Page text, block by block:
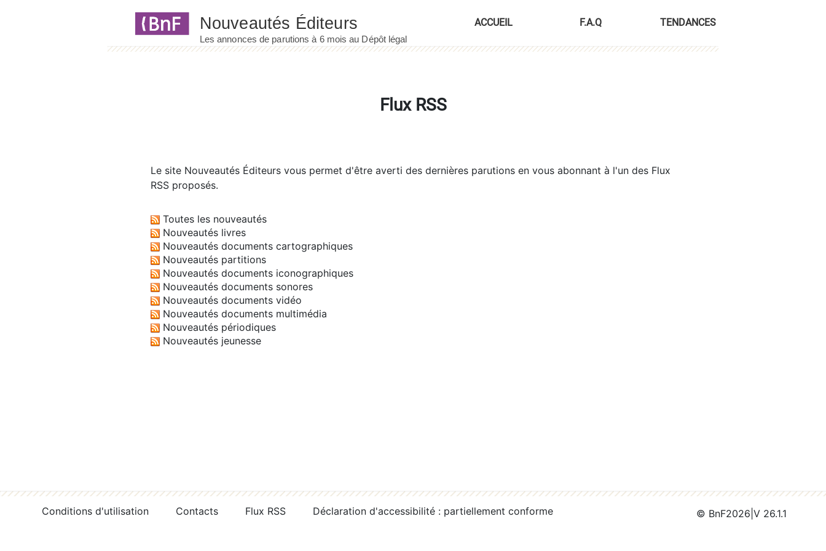
ACCUEIL F.A.Q TENDANCES
Flux RSS
Le site Nouveautés Éditeurs vous permet d'être averti des dernières parutions en vous abonnant à l'un des Flux
RSS proposés.
Toutes les nouveautés
Nouveautés livres
Nouveautés documents cartographiques
Nouveautés partitions
Nouveautés documents iconographiques
Nouveautés documents sonores
Nouveautés documents vidéo
Nouveautés documents multimédia
Nouveautés périodiques
Nouveautés jeunesse
Conditions d'utilisation Contacts Flux RSS Déclaration d'accessibilité : partiellement conforme © BnF2026 V 26.1.1